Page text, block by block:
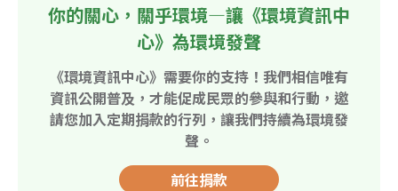
你的關心，關乎環境—讓《環境資訊中
心》為環境發聲
《環境資訊中心》需要你的支持！我們相信唯有
資訊公開普及，才能促成民眾的參與和行動，邀
請您加入定期捐款的行列，讓我們持續為環境發
聲。
前往捐款